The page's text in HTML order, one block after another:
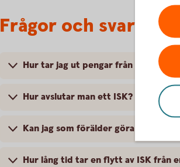
Frågor och svar om
Hur tar jag ut pengar från mitt ISK?
Hur avslutar man ett ISK?
Kan jag som förälder göra
Hur lång tid tar en flytt av ISK från